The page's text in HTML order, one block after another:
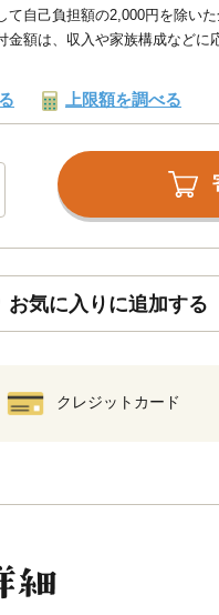
て自己負担額の2,000円を除い
金額は、収入や家族構成などに
上限額を調べる
お気に入りに追加する
クレジットカード